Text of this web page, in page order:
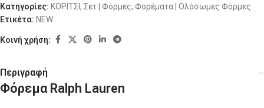
Κατηγορίες: ΚΟΡΙΤΣΙ , Σετ | Φόρμες, Φορέματα | Ολόσωμες Φόρμες
Ετικέτα: NEW
Κοινή χρήση:
Περιγραφή
Φόρεμα Ralph Lauren